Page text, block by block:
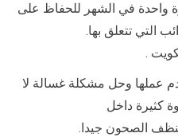
واحدة في الشهر للحفاظ على
التي تتعلق بها.
.
عملها وحل مشكلة غسالة لا
كثيرة داخل
الصحون جيدا.